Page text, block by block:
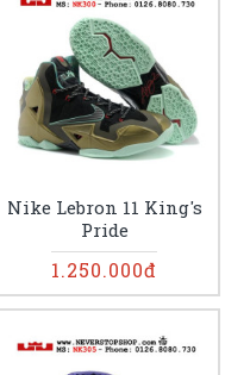
Nike Lebron 11 King's
Pride
1.250.000đ